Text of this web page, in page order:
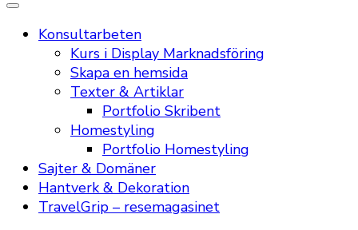
Konsultarbeten
Kurs i Display Marknadsföring
Skapa en hemsida
Texter & Artiklar
Portfolio Skribent
Homestyling
Portfolio Homestyling
Sajter & Domäner
Hantverk & Dekoration
TravelGrip – resemagasinet